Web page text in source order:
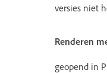
versies niet
Renderen
geopend in